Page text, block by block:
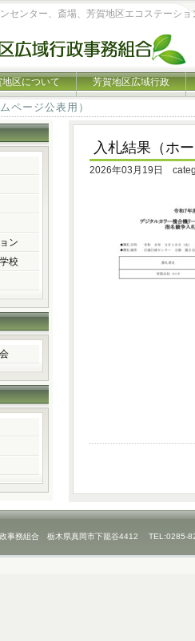
センター、斎場、芳賀地区エコステーショ
地区について 芳賀地区広域行政
ページ公表用）
入札結果（ホ
2026年03月19日
ン
校
事務組合 栃木県真岡市下籠谷4412